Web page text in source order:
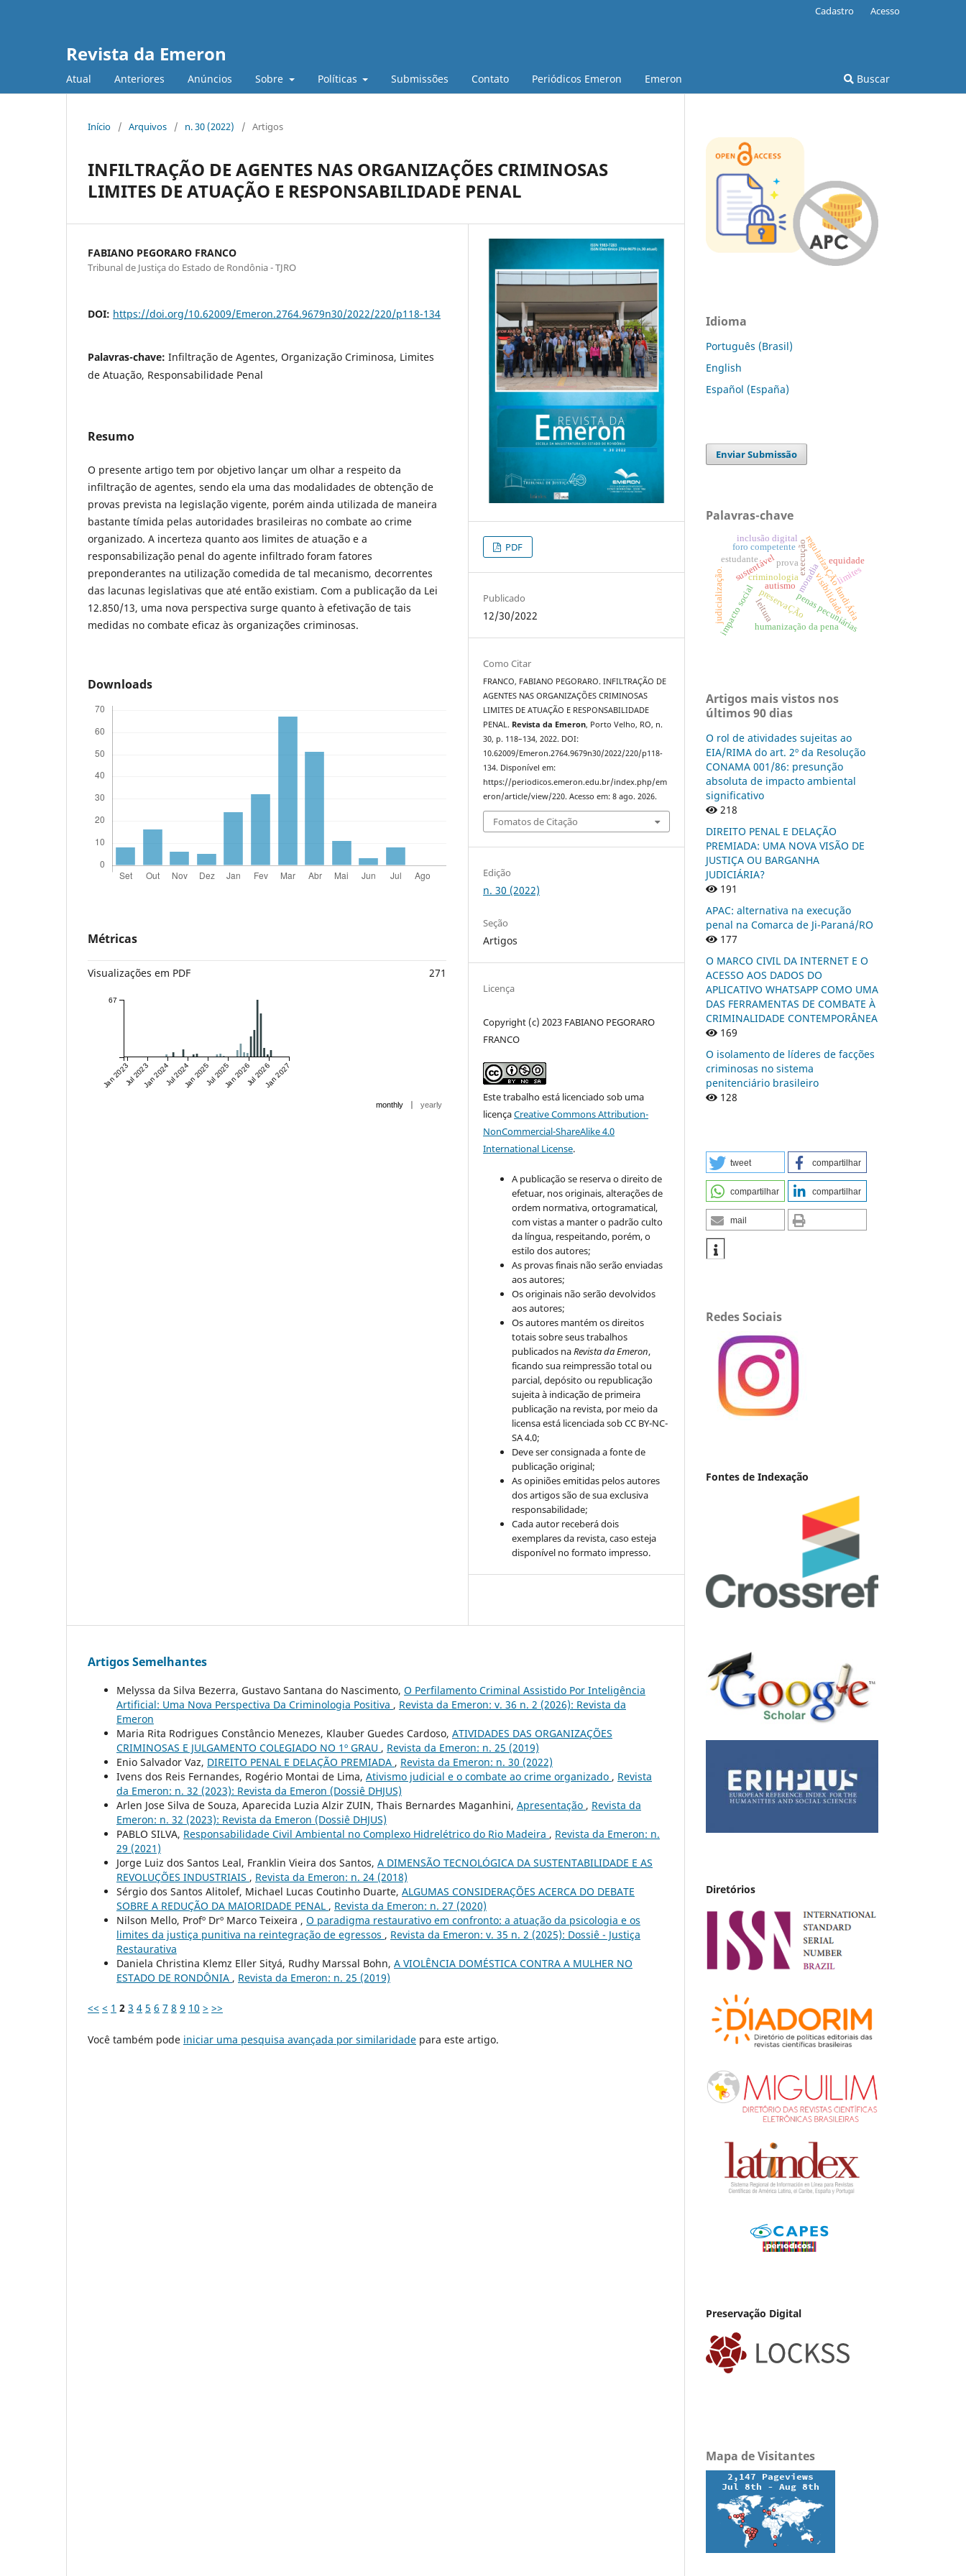
Revista da Emeron
Atual Anteriores Anúncios Sobre Políticas Submissões Contato Periódicos Emeron Emeron Buscar
Cadastro Acesso
Início / Arquivos / n. 30 (2022) / Artigos
INFILTRAÇÃO DE AGENTES NAS ORGANIZAÇÕES CRIMINOSAS
LIMITES DE ATUAÇÃO E RESPONSABILIDADE PENAL
FABIANO PEGORARO FRANCO
Tribunal de Justiça do Estado de Rondônia - TJRO
DOI: https://doi.org/10.62009/Emeron.2764.9679n30/2022/220/p118-134
Palavras-chave: Infiltração de Agentes, Organização Criminosa, Limites
de Atuação, Responsabilidade Penal
Resumo
O presente artigo tem por objetivo lançar um olhar a respeito da
infiltração de agentes, sendo ela uma das modalidades de obtenção de
provas prevista na legislação vigente, porém ainda utilizada de maneira
bastante tímida pelas autoridades brasileiras no combate ao crime
organizado. A incerteza quanto aos limites de atuação e a
responsabilização penal do agente infiltrado foram fatores
preponderantes na utilização comedida de tal mecanismo, decorrentes
das lacunas legislativas que até então existiam. Com a publicação da Lei
12.850/13, uma nova perspectiva surge quanto à efetivação de tais
medidas no combate eficaz às organizações criminosas.
Downloads
Métricas
Visualizações em PDF 271
Jan 2023Jul 2023Jan 2024Jul 2024Jan 2025Jul 2025Jan 2026Jul 2026Jan 2027
67
monthly | yearly
PDF
Publicado
12/30/2022
Como Citar
FRANCO, FABIANO PEGORARO. INFILTRAÇÃO DE
AGENTES NAS ORGANIZAÇÕES CRIMINOSAS
LIMITES DE ATUAÇÃO E RESPONSABILIDADE
PENAL. Revista da Emeron, Porto Velho, RO, n.
30, p. 118–134, 2022. DOI:
10.62009/Emeron.2764.9679n30/2022/220/p118-
134. Disponível em:
https://periodicos.emeron.edu.br/index.php/em
eron/article/view/220. Acesso em: 8 ago. 2026.
Fomatos de Citação
Edição
n. 30 (2022)
Seção
Artigos
Licença
Copyright (c) 2023 FABIANO PEGORARO
FRANCO
Este trabalho está licenciado sob uma
licençaCreative Commons Attribution-
NonCommercial-ShareAlike 4.0
International License.
A publicação se reserva o direito de
efetuar, nos originais, alterações de
ordem normativa, ortogramatical,
com vistas a manter o padrão culto
da língua, respeitando, porém, o
estilo dos autores;
As provas finais não serão enviadas
aos autores;
Os originais não serão devolvidos
aos autores;
Os autores mantém os direitos
totais sobre seus trabalhos
publicados naRevista da Emeron,
ficando sua reimpressão total ou
parcial, depósito ou republicação
sujeita à indicação de primeira
publicação na revista, por meio da
licensa está licenciada sob CC BY-NC-
SA 4.0;
Deve ser consignada a fonte de
publicação original;
As opiniões emitidas pelos autores
dos artigos são de sua exclusiva
responsabilidade;
Cada autor receberá dois
exemplares da revista, caso esteja
disponível no formato impresso.
Artigos Semelhantes
Melyssa da Silva Bezerra, Gustavo Santana do Nascimento, O Perfilamento Criminal Assistido Por Inteligência
Artificial: Uma Nova Perspectiva Da Criminologia Positiva , Revista da Emeron: v. 36 n. 2 (2026): Revista da
Emeron
Maria Rita Rodrigues Constâncio Menezes, Klauber Guedes Cardoso, ATIVIDADES DAS ORGANIZAÇÕES
CRIMINOSAS E JULGAMENTO COLEGIADO NO 1º GRAU , Revista da Emeron: n. 25 (2019)
Enio Salvador Vaz, DIREITO PENAL E DELAÇÃO PREMIADA , Revista da Emeron: n. 30 (2022)
Ivens dos Reis Fernandes, Rogério Montai de Lima, Ativismo judicial e o combate ao crime organizado , Revista
da Emeron: n. 32 (2023): Revista da Emeron (Dossiê DHJUS)
Arlen Jose Silva de Souza, Aparecida Luzia Alzir ZUIN, Thais Bernardes Maganhini, Apresentação , Revista da
Emeron: n. 32 (2023): Revista da Emeron (Dossiê DHJUS)
PABLO SILVA, Responsabilidade Civil Ambiental no Complexo Hidrelétrico do Rio Madeira , Revista da Emeron: n.
29 (2021)
Jorge Luiz dos Santos Leal, Franklin Vieira dos Santos, A DIMENSÃO TECNOLÓGICA DA SUSTENTABILIDADE E AS
REVOLUÇÕES INDUSTRIAIS , Revista da Emeron: n. 24 (2018)
Sérgio dos Santos Alitolef, Michael Lucas Coutinho Duarte, ALGUMAS CONSIDERAÇÕES ACERCA DO DEBATE
SOBRE A REDUÇÃO DA MAIORIDADE PENAL , Revista da Emeron: n. 27 (2020)
Nilson Mello, Profº Drº Marco Teixeira , O paradigma restaurativo em confronto: a atuação da psicologia e os
limites da justiça punitiva na reintegração de egressos , Revista da Emeron: v. 35 n. 2 (2025): Dossiê - Justiça
Restaurativa
Daniela Christina Klemz Eller Sityá, Rudhy Marssal Bohn, A VIOLÊNCIA DOMÉSTICA CONTRA A MULHER NO
ESTADO DE RONDÔNIA , Revista da Emeron: n. 25 (2019)
<< < 1 2 3 4 5 6 7 8 9 10 > >>
Você também pode iniciar uma pesquisa avançada por similaridade para este artigo.
Idioma
Português (Brasil)
English
Español (España)
Enviar Submissão
Palavras-chave
penas pecuniárias
preservaÇÃo
criminologia
sustentável
leitura
humanização da pena
regularizaÇÃo fundiÁria
moradia
execução
foro competente
impacto social
equidade
inclusão digital
limites
prova
estudante
judicialização. autismo visibilidade
Artigos mais vistos nos
últimos 90 dias
O rol de atividades sujeitas ao
EIA/RIMA do art. 2º da Resolução
CONAMA 001/86: presunção
absoluta de impacto ambiental
significativo
218
DIREITO PENAL E DELAÇÃO
PREMIADA: UMA NOVA VISÃO DE
JUSTIÇA OU BARGANHA
JUDICIÁRIA?
191
APAC: alternativa na execução
penal na Comarca de Ji-Paraná/RO
177
O MARCO CIVIL DA INTERNET E O
ACESSO AOS DADOS DO
APLICATIVO WHATSAPP COMO UMA
DAS FERRAMENTAS DE COMBATE À
CRIMINALIDADE CONTEMPORÂNEA
169
O isolamento de líderes de facções
criminosas no sistema
penitenciário brasileiro
128
tweet compartilhar
compartilhar compartilhar
mail
Redes Sociais
Fontes de Indexação
Diretórios
Preservação Digital
Mapa de Visitantes